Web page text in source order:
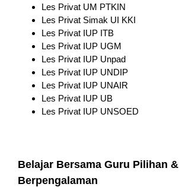
Les Privat UM PTKIN
Les Privat Simak UI KKI
Les Privat IUP ITB
Les Privat IUP UGM
Les Privat IUP Unpad
Les Privat IUP UNDIP
Les Privat IUP UNAIR
Les Privat IUP UB
Les Privat IUP UNSOED
Belajar Bersama Guru Pilihan &
Berpengalaman